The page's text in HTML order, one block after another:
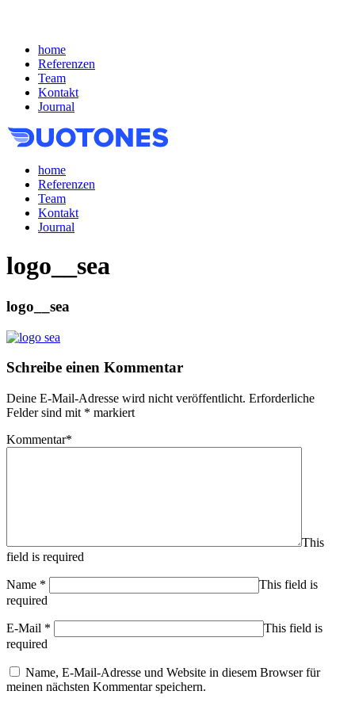
home
Referenzen
Team
Kontakt
Journal
home
Referenzen
Team
Kontakt
Journal
logo__sea
logo__sea
Schreibe einen Kommentar
Deine E-Mail-Adresse wird nicht veröffentlicht. Erforderliche
Felder sind mit * markiert
Kommentar*
This
field is required
Name *
This field is
required
E-Mail *
This field is
required
Name, E-Mail-Adresse und Website in diesem Browser für
meinen nächsten Kommentar speichern.